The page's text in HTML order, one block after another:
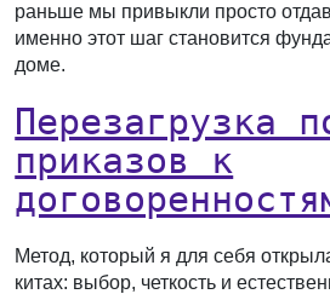
раньше мы привыкли просто
именно этот шаг становится
доме.
Перезагрузка
приказов к
Метод, который я для себя
китах: выбор, четкость и